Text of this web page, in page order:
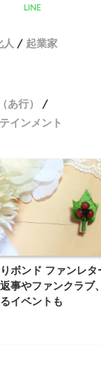
LINE
人
起業家
あ行）
インメント
ボンド ファンレタ
事やファンクラブ
イベントも